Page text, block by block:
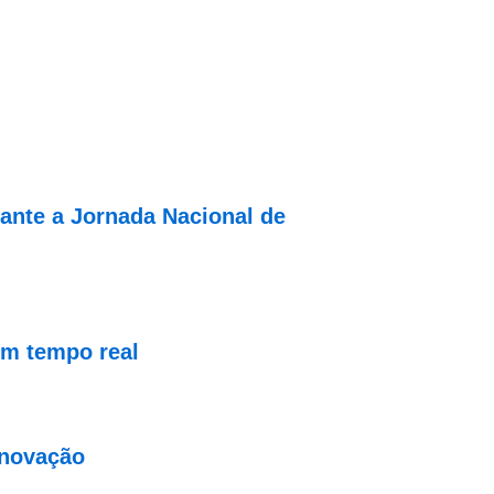
a Jornada Nacional de
tempo real